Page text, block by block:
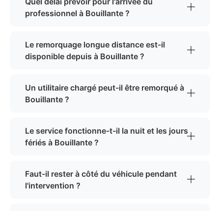
professionnel à Bouillante ?
Le remorquage longue distance est-il
disponible depuis à Bouillante ?
Un utilitaire chargé peut-il être remorqué à
Bouillante ?
Le service fonctionne-t-il la nuit et les jours
fériés à Bouillante ?
Faut-il rester à côté du véhicule pendant
l'intervention ?